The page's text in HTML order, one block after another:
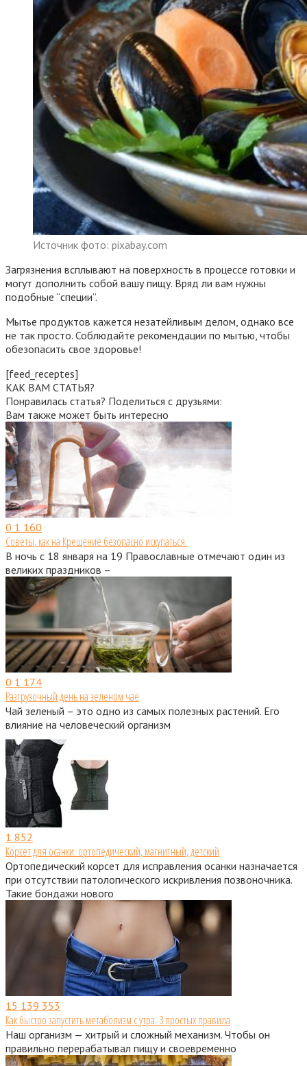
Источник фото: pixabay.com
Загрязнения всплывают на поверхность в процессе готовки и
могут дополнить собой вашу пищу. Вряд ли вам нужны
подобные “специи”.
Мытье продуктов кажется незатейливым делом, однако все
не так просто. Соблюдайте рекомендации по мытью, чтобы
обезопасить свое здоровье!
[feed_receptes]
КАК ВАМ СТАТЬЯ?
Понравилась статья? Поделиться с друзьями:
Вам также может быть интересно
0 1 160
Советы, как на Крещение безопасно искупаться.
В ночь с 18 января на 19 Православные отмечают один из
великих праздников –
0 1 174
Разгрузочный день на зеленом чае
Чай зеленый – это одно из самых полезных растений. Его
влияние на человеческий организм
1 852
Корсет для осанки: ортопедический, магнитный, детский
Ортопедический корсет для исправления осанки назначается
при отсутствии патологического искривления позвоночника.
Такие бондажи нового
15 139 353
Как быстро запустить метаболизм с утра: 3 простых правила
Наш организм — хитрый и сложный механизм. Чтобы он
правильно перерабатывал пищу и своевременно